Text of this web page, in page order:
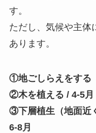
す。
ただし、気候や主体
あります。
①地ごしらえをする
②木を植える / 4-5月
③下層植生（地面近
6-8月